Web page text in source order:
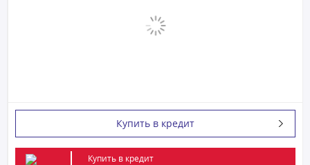
Купить в кредит
Купить в кредит